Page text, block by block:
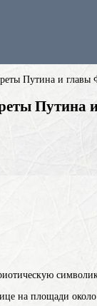
Путина и
на площади